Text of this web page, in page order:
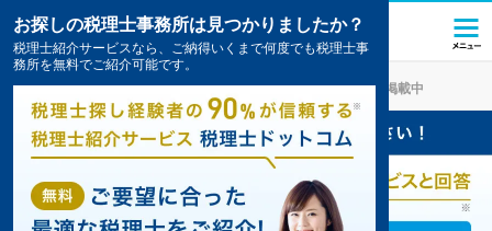
会津坂下の税理士・会計事務所の一覧2件掲載中
お探しの税理士事務所は見つかりましたか？
税理士紹介サービスなら、ご納得いくまで何度でも税理士事
務所を無料でご紹介可能です。